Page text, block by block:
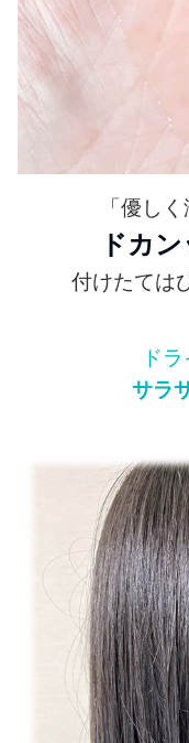
「優し
ドカ
付けたては
ド
サラ